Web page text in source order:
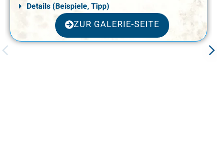
Details (Beispiele, Tipp)
ZUR GALERIE-SEITE